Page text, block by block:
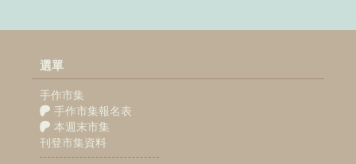
選單
手作市集
手作市集報名表
本週末市集
刊登市集資料